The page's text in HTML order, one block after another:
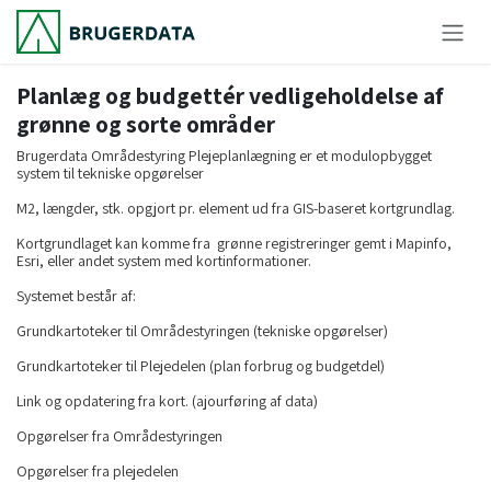
Skip to Content
Planlæg og budgettér vedligeholdelse af
grønne og sorte områder
Brugerdata Områdestyring Plejeplanlægning er et modulopbygget
system til tekniske opgørelser
M2, længder, stk. opgjort pr. element ud fra GIS-baseret kortgrundlag.
Kortgrundlaget kan komme fra grønne registreringer gemt i Mapinfo,
Esri, eller andet system med kortinformationer.
Systemet består af:
Grundkartoteker til Områdestyringen (tekniske opgørelser)
Grundkartoteker til Plejedelen (plan forbrug og budgetdel)
Link og opdatering fra kort. (ajourføring af data)
Opgørelser fra Områdestyringen
Opgørelser fra plejedelen